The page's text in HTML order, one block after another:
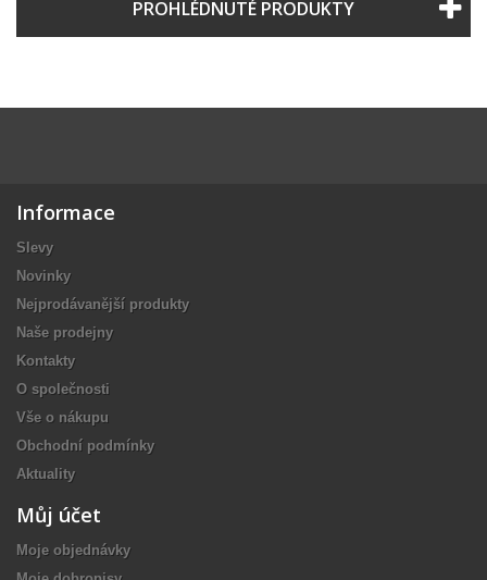
PROHLÉDNUTÉ PRODUKTY
Informace
Slevy
Novinky
Nejprodávanější produkty
Naše prodejny
Kontakty
O společnosti
Vše o nákupu
Obchodní podmínky
Aktuality
Můj účet
Moje objednávky